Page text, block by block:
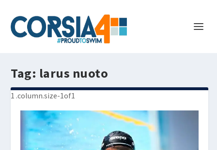
Tag: larus nuoto